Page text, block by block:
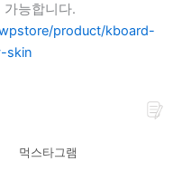
가능합니다.
product/kboard-
skin
먹스타그램